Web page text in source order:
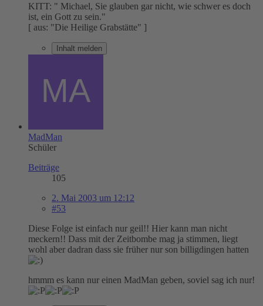
KITT: " Michael, Sie glauben gar nicht, wie schwer es doch
ist, ein Gott zu sein."
[ aus: "Die Heilige Grabstätte" ]
Inhalt melden
MadMan
Schüler
Beiträge
105
2. Mai 2003 um 12:12
#53
Diese Folge ist einfach nur geil!! Hier kann man nicht
meckern!! Dass mit der Zeitbombe mag ja stimmen, liegt
wohl aber dadran dass sie früher nur son billigdingen hatten
hmmm es kann nur einen MadMan geben, soviel sag ich nur!